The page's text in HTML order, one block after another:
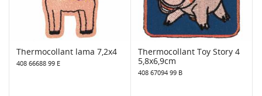
Thermocollant lama 7,2x4
408 66688 99 E
Thermocollant Toy Story 4
5,8x6,9cm
408 67094 99 B